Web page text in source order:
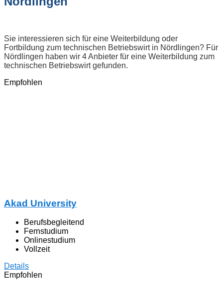
Sie interessieren sich für eine Weiterbildung oder
Fortbildung zum technischen Betriebswirt in Nördlingen? Für
Nördlingen haben wir 4 Anbieter für eine Weiterbildung zum
technischen Betriebswirt gefunden.
Empfohlen
Akad University
Berufsbegleitend
Fernstudium
Onlinestudium
Vollzeit
Details
Empfohlen